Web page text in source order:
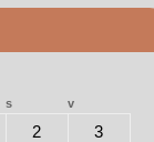
s v
2
3